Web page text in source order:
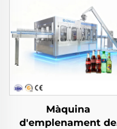
Màquina
d'emplenament de